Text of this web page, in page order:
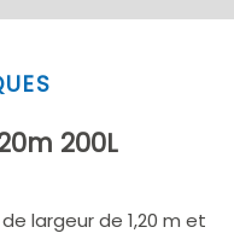
200L
largeur de 1,20 m et